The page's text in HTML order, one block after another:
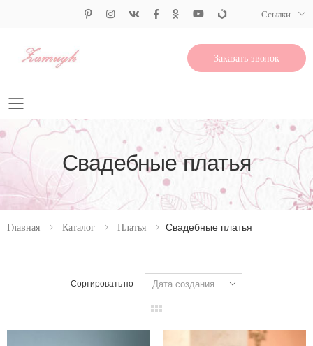
Ссылки
Заказать звонок
Свернуть меню
Свадебные платья
Главная Каталог Платья Свадебные платья
Сортировать по